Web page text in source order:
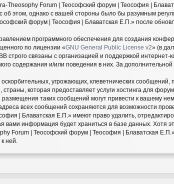
Theosophy Forum | Теософский форум | Теософия |
об этом, однако с вашей стороны было бы разумным
форум | Теософия | Блаватская Е.П.» после
программного обеспечения для создания
по лицензии «GNU General Public License v2» (в
строго связаны с организацией и поддержкой
содержания и/или поведения в них. За
угрожающих, клеветнических
которая предоставляет услуги хостинга для
таких сообщений могут привести к вашему
всех сообщений сохраняются для возможности
| Блаватская Е.П.» имеют право удалить,
вами информация будет храниться в базе данных.
Forum | Теософский форум | Теософия | Блаватская
ней.